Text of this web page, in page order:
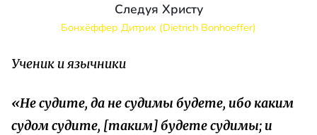
Следуя Христу
Бонхёффер Дитрих (Dietrich Bonhoeffer)
Ученик и язычники
«Не судите, да не судимы будете, ибо каким
судом судите, [таким] будете судимы; и